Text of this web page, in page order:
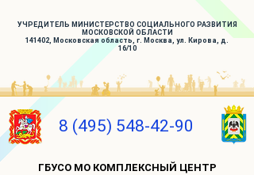
УЧРЕДИТЕЛЬ МИНИСТЕРСТВО СОЦИАЛЬНОГО РАЗВИТИЯ
МОСКОВСКОЙ ОБЛАСТИ
141402, Московская область, г. Москва, ул. Кирова, д.
16/10
8 (495) 548-42-90
ГБУСО МО КОМПЛЕКСНЫЙ ЦЕНТР